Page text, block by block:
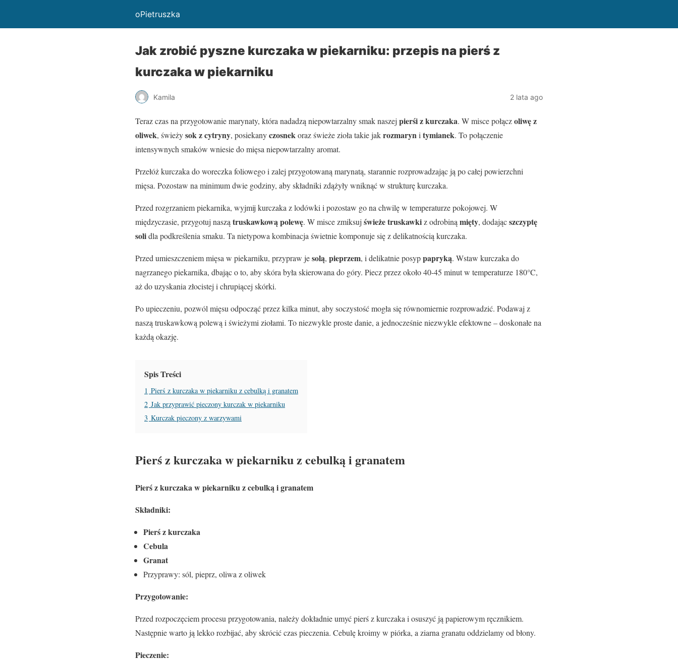
oPietruszka
Jak zrobić pyszne kurczaka w piekarniku: przepis na pierś z
kurczaka w piekarniku
Kamila 2 lata ago
Teraz czas na przygotowanie marynaty, która nadadzą niepowtarzalny smak naszej pierśi z kurczaka. W misce połączoliwę z
oliwek, świeżysok z cytryny, posiekanyczosnekoraz świeże zioła takie jakrozmaryni tymianek. To połączenie
intensywnych smaków wniesie do mięsa niepowtarzalny aromat.
Przełóż kurczaka do woreczka foliowego i zalej przygotowaną marynatą, starannie rozprowadzając ją po całej powierzchni
mięsa. Pozostaw na minimum dwie godziny, aby składniki zdążyły wniknąć w strukturę kurczaka.
Przed rozgrzaniem piekarnika, wyjmij kurczaka z lodówki i pozostaw go na chwilę w temperaturze pokojowej. W
międzyczasie, przygotuj naszą truskawkową polewę. W misce zmiksuj świeże truskawkiz odrobiną mięty, dodającszczyptę
solidla podkreślenia smaku. Ta nietypowa kombinacja świetnie komponuje się z delikatnością kurczaka.
Przed umieszczeniem mięsa w piekarniku, przypraw jesolą, pieprzem, i delikatnie posyppapryką. Wstaw kurczaka do
nagrzanego piekarnika, dbając o to, aby skóra była skierowana do góry. Piecz przez około 40-45 minut w temperaturze 180°C,
aż do uzyskania złocistej i chrupiącej skórki.
Po upieczeniu, pozwól mięsu odpocząć przez kilka minut, aby soczystość mogła się równomiernie rozprowadzić. Podawaj z
naszą truskawkową polewą i świeżymi ziołami. To niezwykle proste danie, a jednocześnie niezwykle efektowne – doskonałe na
każdą okazję.
Spis Treści
1 Pierś z kurczaka w piekarniku z cebulką i granatem
2 Jak przyprawić pieczony kurczak w piekarniku
3 Kurczak pieczony z warzywami
Pierś z kurczaka w piekarniku z cebulką i granatem
Pierś z kurczaka w piekarniku z cebulką i granatem
Składniki:
Pierś z kurczaka
Cebula
Granat
Przyprawy: sól, pieprz, oliwa z oliwek
Przygotowanie:
Przed rozpoczęciem procesu przygotowania, należy dokładnie umyć pierś z kurczaka i osuszyć ją papierowym ręcznikiem.
Następnie warto ją lekko rozbijać, aby skrócić czas pieczenia. Cebulę kroimy w piórka, a ziarna granatu oddzielamy od błony.
Pieczenie: